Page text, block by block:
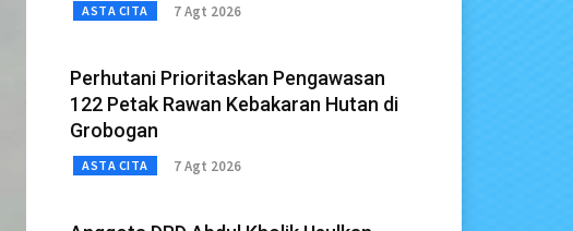
ASTA CITA 7 Agt 2026
Perhutani Prioritaskan Pengawasan
122 Petak Rawan Kebakaran Hutan di
Grobogan
ASTA CITA 7 Agt 2026